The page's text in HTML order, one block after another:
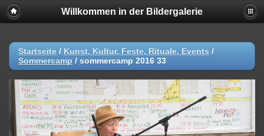
Willkommen in der Bildergalerie
Startseite / Kunst, Kultur, Feste, Rituale, Events /
Sommercamp / sommercamp 2016 33